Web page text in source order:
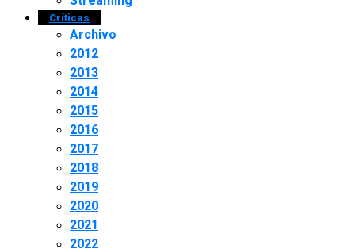
Críticas
Archivo
2012
2013
2014
2015
2016
2017
2018
2019
2020
2021
2022